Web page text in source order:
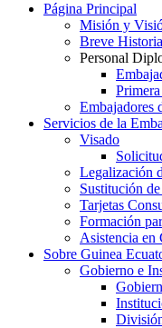
Página Principal
Misión y
Breve
Personal
Embajadores
Servicios de la
Visado
Legalización
Sustitución
Tarjetas
Formación
Asistencia en
Sobre Guinea
Gobierno e